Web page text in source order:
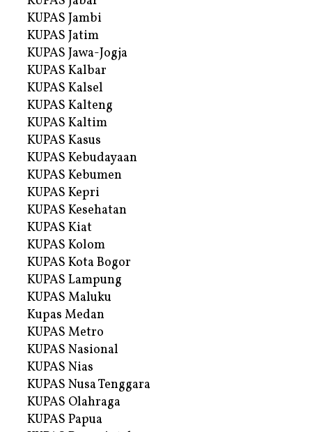
KUPAS Jambi
KUPAS Jatim
KUPAS Jawa-Jogja
KUPAS Kalbar
KUPAS Kalsel
KUPAS Kalteng
KUPAS Kaltim
KUPAS Kasus
KUPAS Kebudayaan
KUPAS Kebumen
KUPAS Kepri
KUPAS Kesehatan
KUPAS Kiat
KUPAS Kolom
KUPAS Kota Bogor
KUPAS Lampung
KUPAS Maluku
Kupas Medan
KUPAS Metro
KUPAS Nasional
KUPAS Nias
KUPAS Nusa Tenggara
KUPAS Olahraga
KUPAS Papua